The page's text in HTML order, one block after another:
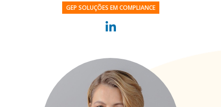
GEP SOLUÇÕES EM COMPLIANCE